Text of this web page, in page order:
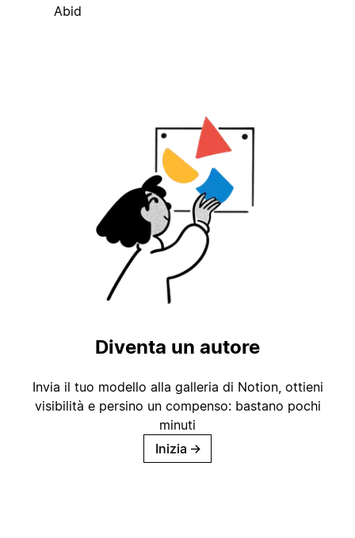
Abid
Diventa un autore
Invia il tuo modello alla galleria di Notion, ottieni
visibilità e persino un compenso: bastano pochi
minuti
Inizia →